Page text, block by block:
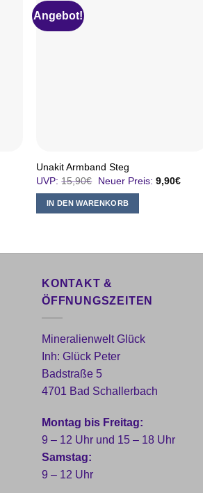
Angebot!
Unakit Armband Steg
UVP: 15,90€
Ursprünglicher
war:
15,90€
Neuer Preis: 9,90€
IN DEN WARENKORB
KONTAKT &
ÖFFNUNGSZEITEN
Mineralienwelt Glück
Inh: Glück Peter
Badstraße 5
4701 Bad Schallerbach
Montag bis Freitag:
9 – 12 Uhr und 15 – 18 Uhr
Samstag:
9 – 12 Uhr